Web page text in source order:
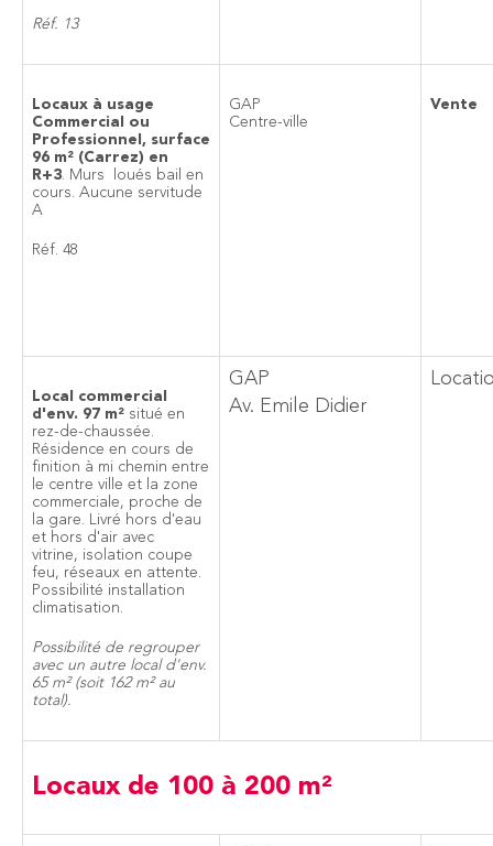
Réf. 13
Locaux à usage
Commercial ou
Professionnel, surface
96 m² (Carrez) en
R+3. Murs loués bail en
cours. Aucune servitude
A
Réf. 48
GAP
Centre-ville
Vente
Local commercial
d'env. 97 m² situé en
rez-de-chaussée.
Résidence en cours de
finition à mi chemin entre
le centre ville et la zone
commerciale, proche de
la gare. Livré hors d'eau
et hors d'air avec
vitrine, isolation coupe
feu, réseaux en attente.
Possibilité installation
climatisation.
Possibilité de regrouper
avec un autre local d'env.
65 m² (soit 162 m² au
total).
GAP
Av. Emile Didier
Locaux de 100 à 200 m²